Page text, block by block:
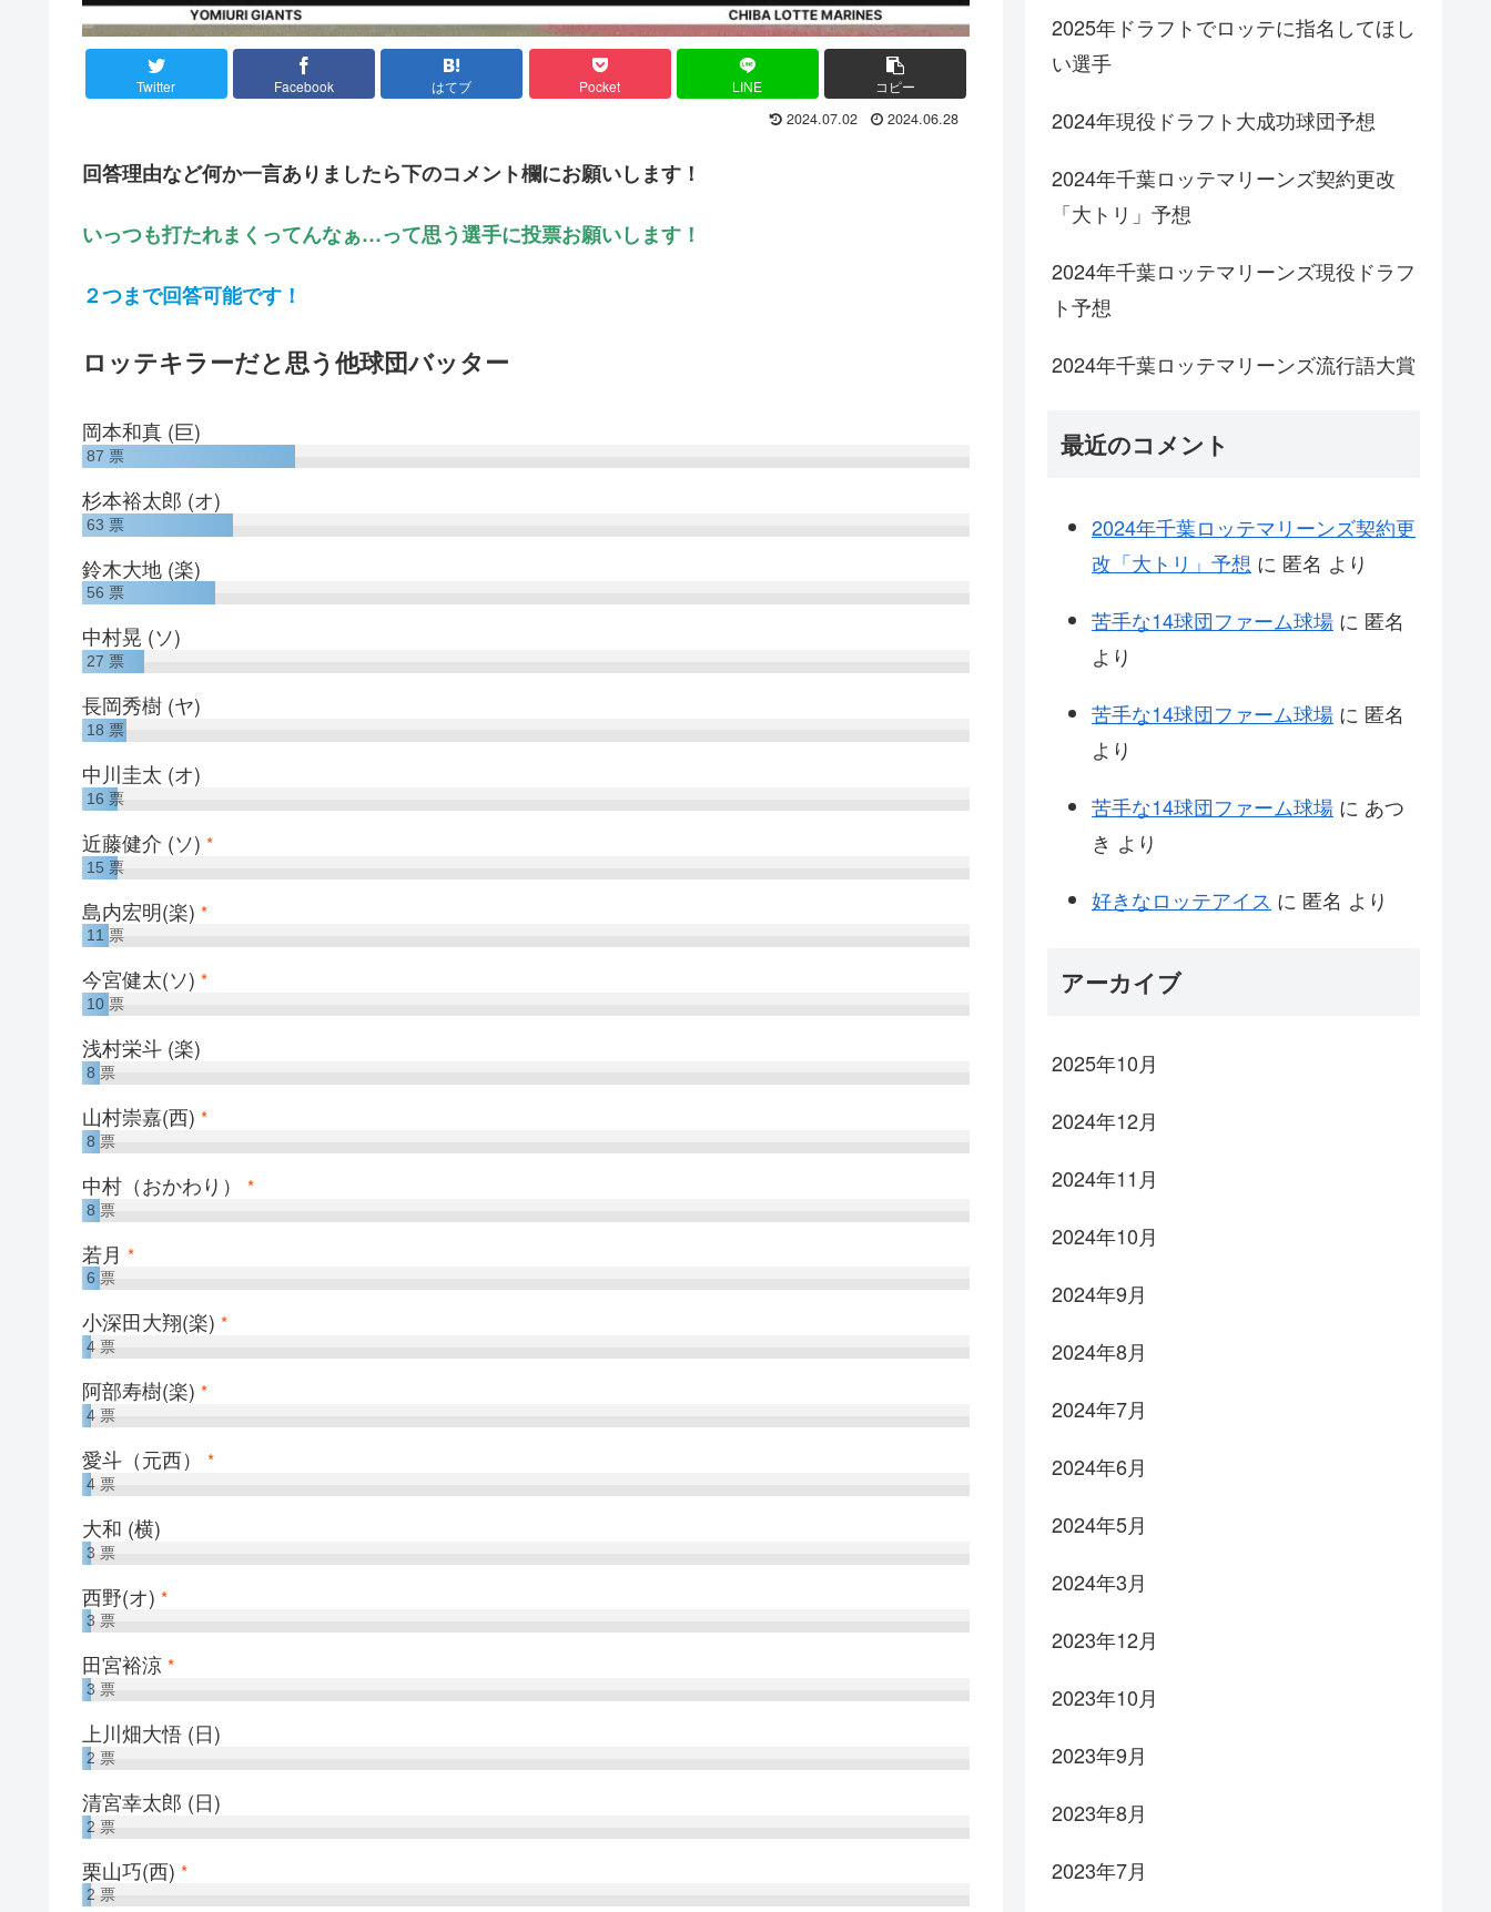
Twitter Facebook はてブ Pocket LINE コピー
2024.07.02 2024.06.28
回答理由など何か一言ありましたら下のコメント欄にお願いします！
いっつも打たれまくってんなぁ…って思う選手に投票お願いします！
２つまで回答可能です！
ロッテキラーだと思う他球団バッター
岡本和真 (巨)
87 票
杉本裕太郎 (オ)
63 票
鈴木大地 (楽)
56 票
中村晃 (ソ)
27 票
長岡秀樹 (ヤ)
18 票
中川圭太 (オ)
16 票
近藤健介 (ソ) *
15 票
島内宏明(楽) *
11票
今宮健太(ソ) *
10票
浅村栄斗 (楽)
8票
山村崇嘉(西) *
8票
中村（おかわり） *
8票
若月 *
6票
小深田大翔(楽) *
4票
阿部寿樹(楽) *
4票
愛斗（元西） *
4票
大和 (横)
3票
西野(オ) *
3票
田宮裕涼 *
3票
上川畑大悟 (日)
2票
清宮幸太郎 (日)
2票
栗山巧(西) *
2票
2025年ドラフトでロッテに指名してほし
い選手
2024年現役ドラフト大成功球団予想
2024年千葉ロッテマリーンズ契約更改
「大トリ」予想
2024年千葉ロッテマリーンズ現役ドラフ
ト予想
2024年千葉ロッテマリーンズ流行語大賞
最近のコメント
2024年千葉ロッテマリーンズ契約更
改「大トリ」予想 に 匿名 より
苦手な14球団ファーム球場 に 匿名
より
苦手な14球団ファーム球場 に 匿名
より
苦手な14球団ファーム球場 に あつ
き より
好きなロッテアイス に 匿名 より
アーカイブ
2025年10月
2024年12月
2024年11月
2024年10月
2024年9月
2024年8月
2024年7月
2024年6月
2024年5月
2024年3月
2023年12月
2023年10月
2023年9月
2023年8月
2023年7月